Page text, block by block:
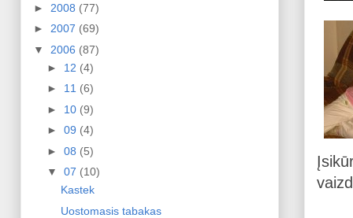
► 2008 (77)
► 2007 (69)
▼ 2006 (87)
► 12 (4)
► 11 (6)
► 10 (9)
► 09 (4)
► 08 (5)
▼ 07 (10)
Kastek
Uostomasis tabakas